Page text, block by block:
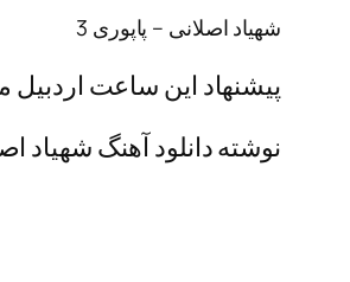
شهیاد اصلانی – پاپوری 3
پیشنهاد این ساعت اردبیل موزیک ♫ دانلود
نوشته دانلود آهنگ شهیاد اصلانی بنام پاپوری 3